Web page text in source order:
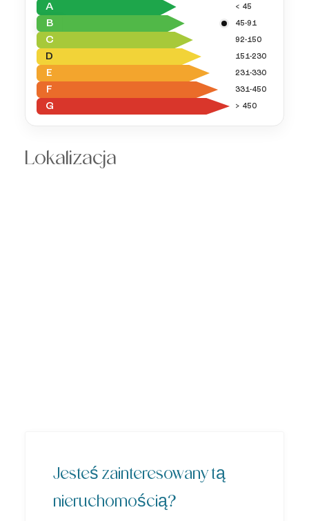
A < 45
B 45-91
C 92-150
D 151-230
E 231-330
F 331-450
G > 450
Lokalizacja
Jesteś zainteresowany tą
nieruchomością?